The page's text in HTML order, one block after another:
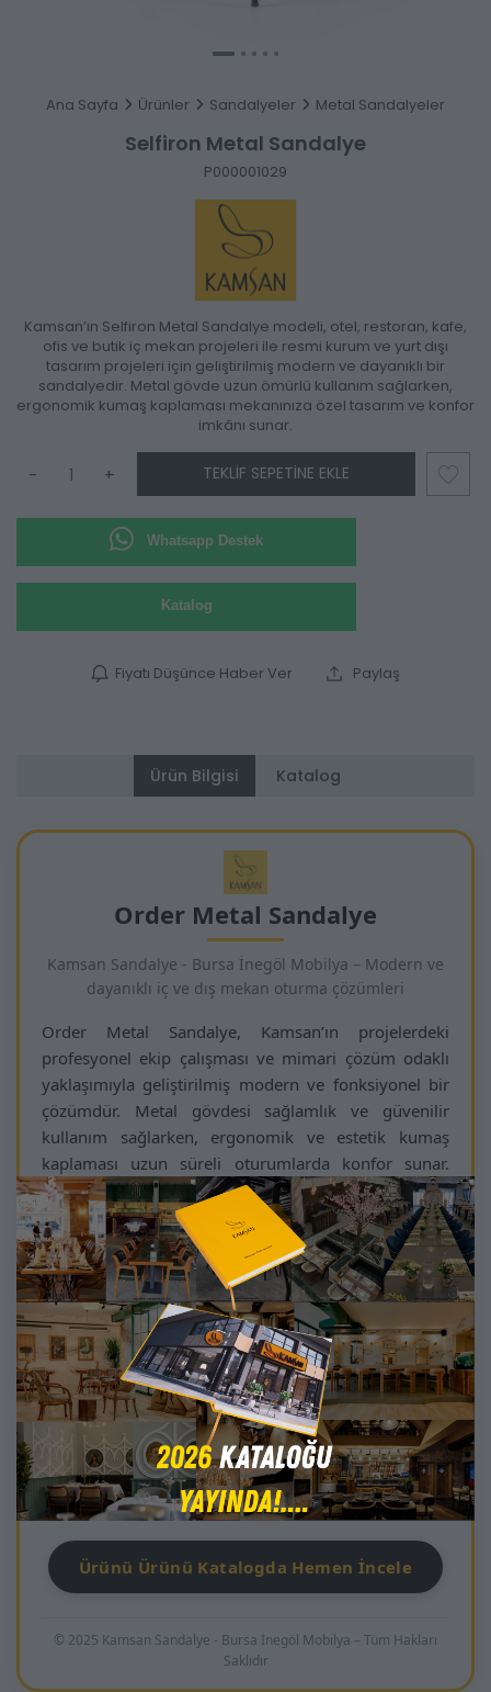
Ana Sayfa Ürünler Sandalyeler Metal Sandalyeler
Selfiron Metal Sandalye
P000001029
Kamsan’ın Selfiron Metal Sandalye modeli, otel, restoran, kafe,
ofis ve butik iç mekan projeleri ile resmi kurum ve yurt dışı
tasarım projeleri için geliştirilmiş modern ve dayanıklı bir
sandalyedir. Metal gövde uzun ömürlü kullanım sağlarken,
ergonomik kumaş kaplaması mekanınıza özel tasarım ve konfor
imkânı sunar.
- + TEKLIF SEPETINE EKLE
Whatsapp Destek
Katalog
Fiyatı Düşünce Haber Ver Paylaş
Ürün Bilgisi Katalog
Order Metal Sandalye
Kamsan Sandalye - Bursa İnegöl Mobilya – Modern ve
dayanıklı iç ve dış mekan oturma çözümleri
Order Metal Sandalye, Kamsan’ın projelerdeki
profesyonel ekip çalışması ve mimari çözüm odaklı
yaklaşımıyla geliştirilmiş modern ve fonksiyonel bir
çözümdür. Metal gövdesi sağlamlık ve güvenilir
kullanım sağlarken, ergonomik ve estetik kumaş
kaplaması uzun süreli oturumlarda konfor sunar.
Kumaş ve metal renkleri isteğe göre uyarlanabilir,
mekanın dekorasyon stiline özel uyum sağlar.
Order Metal Sandalye, otel lobileri, restoran zincirleri,
butik kafeler, ofis alanları, resmi kurumlar ve yurt dışı
projelerinde sofistike bir atmosfer yaratacak şekilde
tasarlanmıştır. Minimalist çizgileri ve zarif detayları
mekanlara prestij ve karakter kazandırır.
Kamsan’ın kalite ve estetik odaklı yaklaşımı ile Order
Metal Sandalye, projelerde hem görsel bütünlük hem
de fonksiyonelliği bir arada sunar. Mekanlarınıza
konfor, dayanıklılık ve modern şıklık kazandıran ideal
bir seçimdir.
Ürünü Ürünü Katalogda Hemen İncele
© 2025 Kamsan Sandalye - Bursa İnegöl Mobilya – Tüm Hakları
Saklıdır